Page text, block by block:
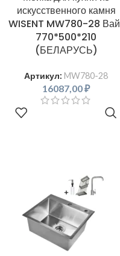
искусственного камня
WISENT MW780-28
770*500*210
(БЕЛАРУСЬ)
Артикул: MW780-28
16087,00₽